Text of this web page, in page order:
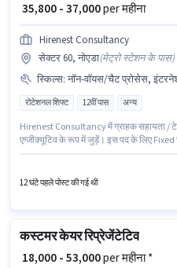
₹ 35,800 - 37,000per महीना
Hirenest Consultancy
सेक्टर 60, नोएडा(मेट्रो स्टेशन के पास)
स्किल्स: नॉन-वॉयस/चैट प्रोसेस,
रोटेशनल शिफ्ट 12वीं पास अन्य
Hirenest Consultancy में ग्राहक सहायता /
एग्जीक्यूटिव के रूप में जुड़ें। इस पद के लिए
रोटेशनल शिफ्ट के साथ और 6 days working
12 घंटे पहले पोस्ट की गई थी
कस्टमर केयर रिप्रेजेंटेटिव
₹ 18,000 - 53,000per महीना *